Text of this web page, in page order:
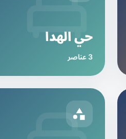
حي الهدا
3 عناصر